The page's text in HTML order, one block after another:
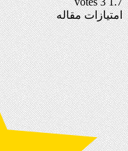
امتیازات مقاله